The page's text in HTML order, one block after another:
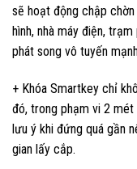
sẽ hoạt động chập
hình, nhà máy điện,
phát song vô tuyến
+ Khóa Smartkey chỉ
đó, trong phạm vi 2 mét
lưu ý khi đứng quá gần
gian lấy cắp.